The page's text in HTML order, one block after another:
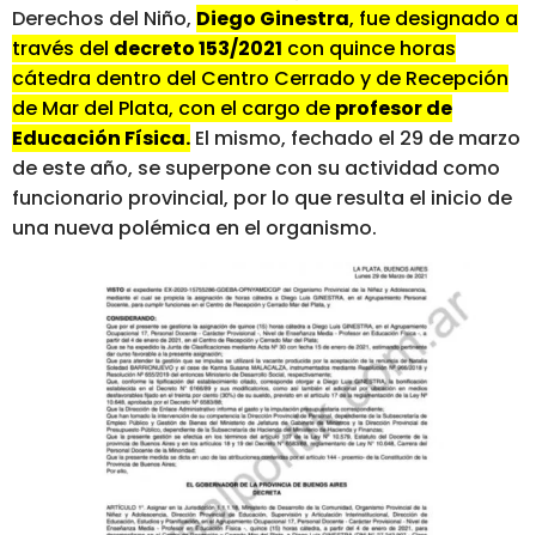
Derechos del Niño, Diego Ginestra, fue designado a
través del decreto 153/2021 con quince horas
cátedra dentro del Centro Cerrado y de Recepción
de Mar del Plata, con el cargo de profesor de
Educación Física. El mismo, fechado el 29 de marzo
de este año, se superpone con su actividad como
funcionario provincial, por lo que resulta el inicio de
una nueva polémica en el organismo.